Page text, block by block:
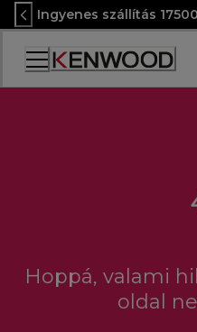
Skip
to
Content
Ingyenes szállítás
Accessibility
Statement
Hoppá, valami
oldal